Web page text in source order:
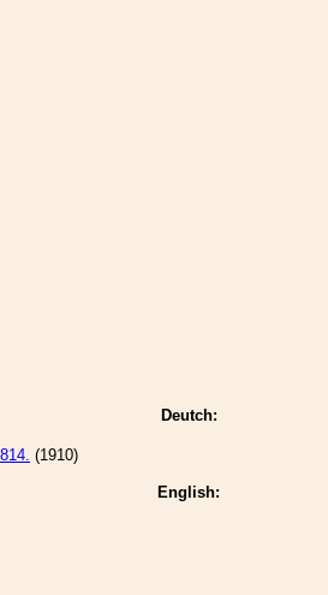
Deutch:
(1910)
English: